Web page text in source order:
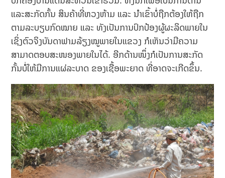
ແລະສະກັດກັ້ນ ສິນຄ້າທີ່ຫວງຫ້າມ ແລະ ນໍາເຂົ້າບໍ່ຖືກຕ້ອງໃຫ້ຖືກ
ຕາມລະບຽບກົດໝາຍ ແລະ ທັງເປັນການປົກປ້ອງຜູ້ຜະລິດພາຍໃນ
ເຊິ່ງຕົວຈິງບັນດາຟາມລ້ຽງໝູພາຍໃນແຂວງ ກໍເຫັນວ່າມີຄວາມ
ສາມາດຕອບສະໜອງພາຍໃນໄດ້. ອີກດ້ານໜຶ່ງກໍເປັນການສະກັດ
ກັ້ນບໍ່ໃຫ້ມີການແຜ່ລະບາດ ຂອງເຊື້ອພະຍາດ ທີ່ອາດຈະເກີດຂຶ້ນ.